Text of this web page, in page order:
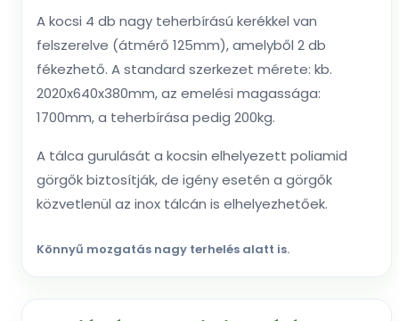
A kocsi 4 db nagy teherbírású kerékkel van
felszerelve (átmérő 125mm), amelyből 2 db
fékezhető. A standard szerkezet mérete: kb.
2020x640x380mm, az emelési magassága:
1700mm, a teherbírása pedig 200kg.
A tálca gurulását a kocsin elhelyezett poliamid
görgők biztosítják, de igény esetén a görgők
közvetlenül az inox tálcán is elhelyezhetőek.
Könnyű mozgatás nagy terhelés alatt is.